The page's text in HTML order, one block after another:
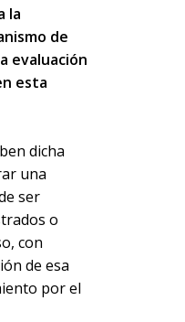
la
de
evaluación
esta
dicha
una
ser
o
con
de esa
por el